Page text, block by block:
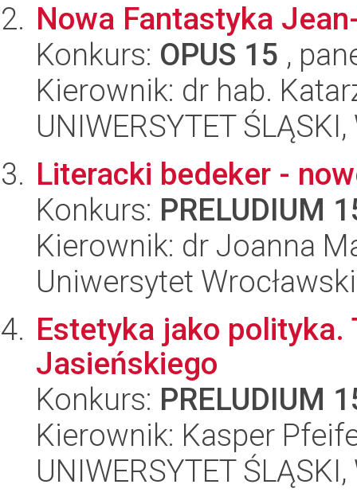
Nowa Fantastyka
Konkurs: OPUS 15 ,
Kierownik: dr hab.
UNIWERSYTET
Literacki bedeker -
Konkurs: PRELUDIUM
Kierownik: dr Joanna
Uniwersytet
Estetyka jako polityka.
Jasieńskiego
Konkurs: PRELUDIUM
Kierownik: Kasper
UNIWERSYTET